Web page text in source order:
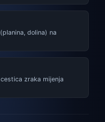
dolina) na
zraka mijenja